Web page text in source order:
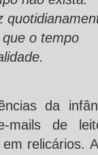
o tempo
da
mails de
relicários.